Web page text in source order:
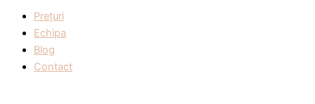
Prețuri
Echipa
Blog
Contact